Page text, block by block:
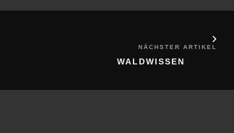
NÄCHSTER ARTIKEL
WALDWISSEN